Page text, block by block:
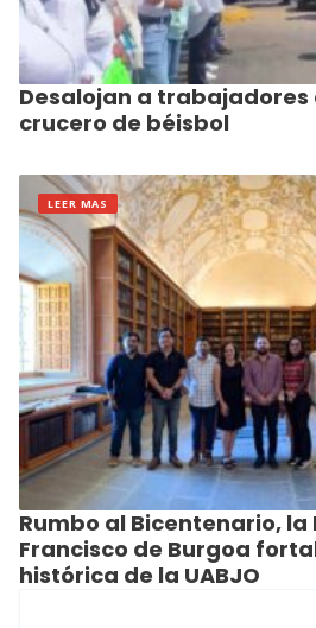
Desalojan a trabajadores
crucero de béisbol
LEER MAS
Rumbo al Bicentenario,
Francisco de Burgoa
histórica de la UABJO